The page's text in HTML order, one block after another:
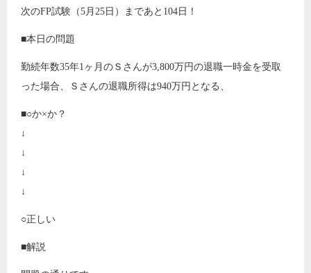
次のFP試験（5月25日）まであと104日！
■本日の問題
勤続年数35年1ヶ月のＳさんが3,800万円の退職一時金を受取
った場合、Ｓさんの退職所得は940万円となる、
■○か×か？
↓
↓
↓
↓
○正しい
■解説